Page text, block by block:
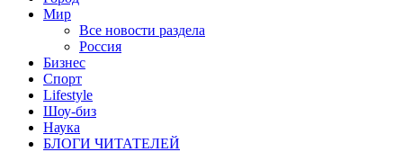
Мир
Все новости раздела
Россия
Бизнес
Спорт
Lifestyle
Шоу-биз
Наука
БЛОГИ ЧИТАТЕЛЕЙ